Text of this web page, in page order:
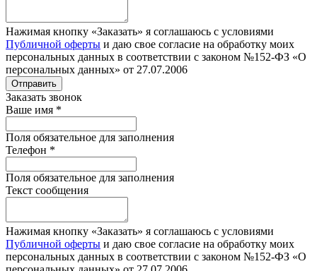
Нажимая кнопку «Заказать» я соглашаюсь с условиями
Публичной оферты и даю свое согласие на обработку моих
персональных данных в соответствии с законом №152-ФЗ «О
персональных данных» от 27.07.2006
Отправить
Заказать звонок
Ваше имя *
Поля обязательное для заполнения
Телефон *
Поля обязательное для заполнения
Текст сообщения
Нажимая кнопку «Заказать» я соглашаюсь с условиями
Публичной оферты и даю свое согласие на обработку моих
персональных данных в соответствии с законом №152-ФЗ «О